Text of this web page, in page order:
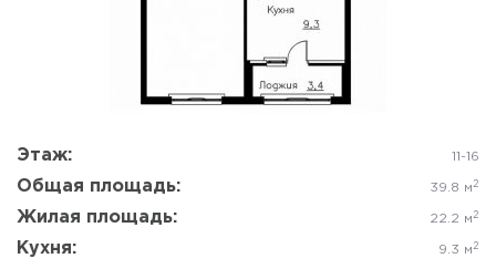
Этаж: 11-16
Общая площадь: 39.8 м 2
Жилая площадь: 22.2 м 2
Кухня: 9.3 м 2